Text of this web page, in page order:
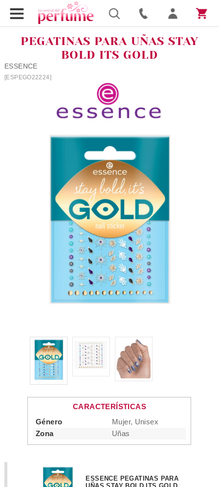
PEGATINAS PARA UÑAS STAY
BOLD ITS GOLD
ESSENCE
[ESPEGO22224]
CARACTERÍSTICAS
Género
Mujer, Unisex
Zona
Uñas
ESSENCE PEGATINAS PARA